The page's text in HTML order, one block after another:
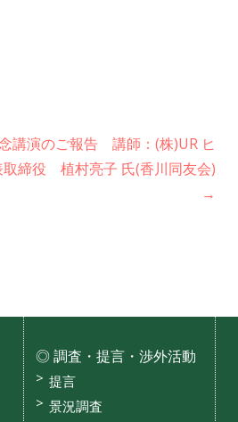
講演のご報告 講師：(株)UR ヒ
締役 植村亮子 氏(香川同友会)
→
調査・提言・渉外活動
提言
景況調査